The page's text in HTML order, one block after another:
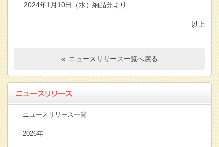
2024年1月10日（水）納品分より
以上
« ニュースリリース一覧へ戻る
ニュースリリース一覧
2026年